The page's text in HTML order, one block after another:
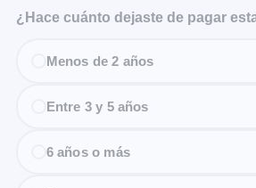
¿Hace cuánto dejaste de pagar
Menos de 2 años
Entre 3 y 5 años
6 años o más